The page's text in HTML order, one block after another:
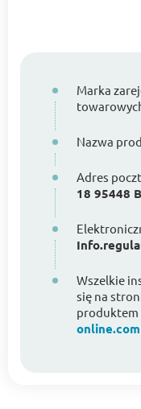
Marka
Nazwa
Adres
18 95448
Wszelkie
się na
produktem
online.com